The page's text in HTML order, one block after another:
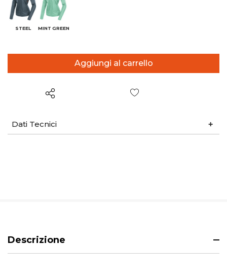
STEEL MINT GREEN
Dati Tecnici
Descrizione